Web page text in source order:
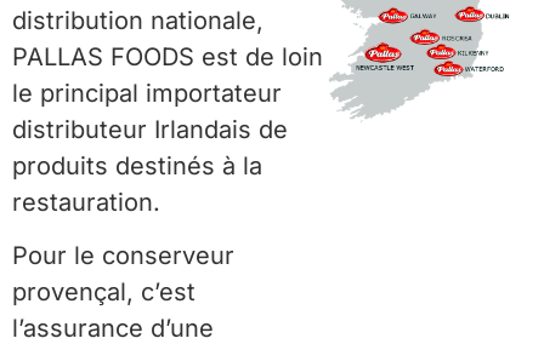
distribution nationale,
PALLAS FOODS est de loin
le principal importateur
distributeur Irlandais de
produits destinés à la
restauration.
Pour le conserveur
provençal, c’est
l’assurance d’une